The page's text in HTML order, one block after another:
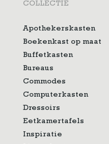
COLLECTIE
Apothekerskasten
Boekenkast op maat
Buffetkasten
Bureaus
Commodes
Computerkasten
Dressoirs
Eetkamertafels
Inspiratie